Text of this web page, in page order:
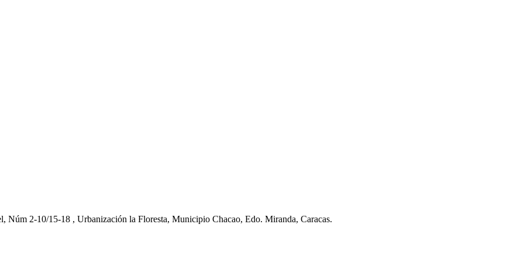
Núm 2-10/15-18 , Urbanización la Floresta, Municipio Chacao, Edo. Miranda, Caracas.